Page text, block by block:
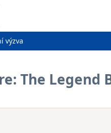
výzva
The Legend